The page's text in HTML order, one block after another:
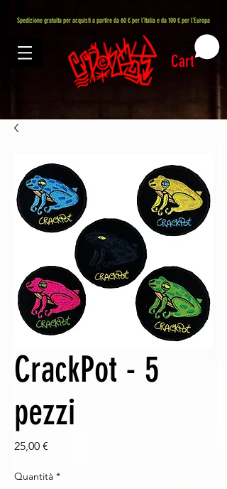
Spedizione gratuita per acquisti a partire da 60 € per l'Italia e da 100 € per l'Europa
Cart
CrackPot - 5
pezzi
25,00 €
Quantità *